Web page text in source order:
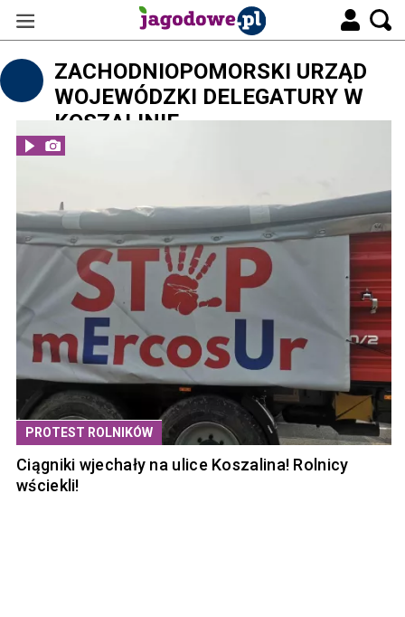
ZACHODNIOPOMORSKI URZĄD
WOJEWÓDZKI DELEGATURY W
KOSZALINIE
PROTEST ROLNIKÓW
Ciągniki wjechały na ulice Koszalina! Rolnicy
wściekli!